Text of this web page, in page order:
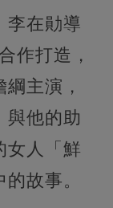
李在勛導
作打造，
主演，
與他的助
女人「鮮
故事。